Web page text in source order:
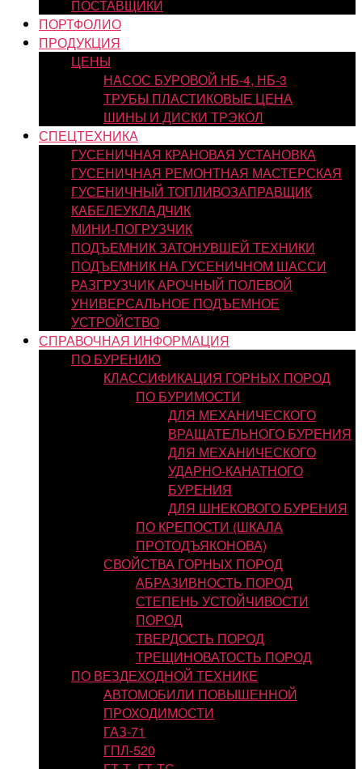
ПОСТАВЩИКИ
ПОРТФОЛИО
ПРОДУКЦИЯ
ЦЕНЫ
НАСОС БУРОВОЙ НБ-4, НБ-3
ТРУБЫ ПЛАСТИКОВЫЕ ЦЕНА
ШИНЫ И ДИСКИ ТРЭКОЛ
СПЕЦТЕХНИКА
ГУСЕНИЧНАЯ КРАНОВАЯ УСТАНОВКА
ГУСЕНИЧНАЯ РЕМОНТНАЯ МАСТЕРСКАЯ
ГУСЕНИЧНЫЙ ТОПЛИВОЗАПРАВЩИК
КАБЕЛЕУКЛАДЧИК
МИНИ-ПОГРУЗЧИК
ПОДЪЕМНИК ЗАТОНУВШЕЙ ТЕХНИКИ
ПОДЪЕМНИК НА ГУСЕНИЧНОМ ШАССИ
РАЗГРУЗЧИК АРОЧНЫЙ ПОЛЕВОЙ
УНИВЕРСАЛЬНОЕ ПОДЪЕМНОЕ
УСТРОЙСТВО
СПРАВОЧНАЯ ИНФОРМАЦИЯ
ПО БУРЕНИЮ
КЛАССИФИКАЦИЯ ГОРНЫХ ПОРОД
ПО БУРИМОСТИ
ДЛЯ МЕХАНИЧЕСКОГО
ВРАЩАТЕЛЬНОГО БУРЕНИЯ
ДЛЯ МЕХАНИЧЕСКОГО
УДАРНО-КАНАТНОГО
БУРЕНИЯ
ДЛЯ ШНЕКОВОГО БУРЕНИЯ
ПО КРЕПОСТИ (ШКАЛА
ПРОТОДЪЯКОНОВА)
СВОЙСТВА ГОРНЫХ ПОРОД
АБРАЗИВНОСТЬ ПОРОД
СТЕПЕНЬ УСТОЙЧИВОСТИ
ПОРОД
ТВЕРДОСТЬ ПОРОД
ТРЕЩИНОВАТОСТЬ ПОРОД
ПО ВЕЗДЕХОДНОЙ ТЕХНИКЕ
АВТОМОБИЛИ ПОВЫШЕННОЙ
ПРОХОДИМОСТИ
ГАЗ-71
ГПЛ-520